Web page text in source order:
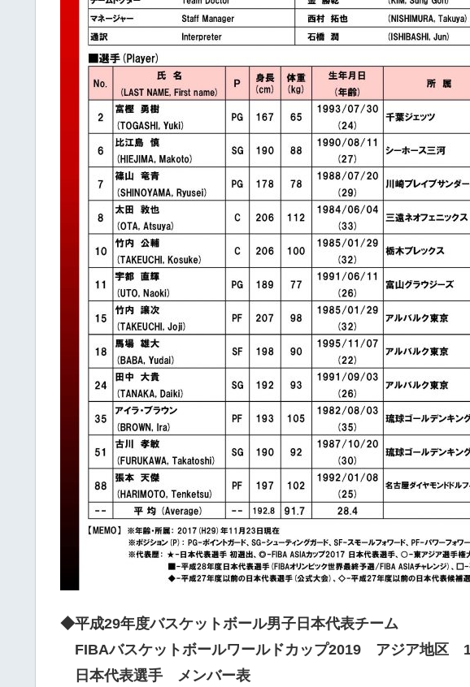
◆平成29年度バスケットボール男子日本代表チーム
FIBAバスケットボールワールドカップ2019 アジア地区
日本代表選手 メンバー表